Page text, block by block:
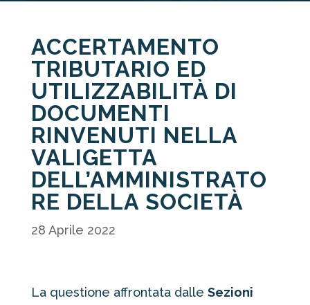
ACCERTAMENTO
TRIBUTARIO ED
UTILIZZABILITÀ DI
DOCUMENTI
RINVENUTI NELLA
VALIGETTA
DELL’AMMINISTRATO
RE DELLA SOCIETÀ
28 Aprile 2022
La questione affrontata dalle Sezioni